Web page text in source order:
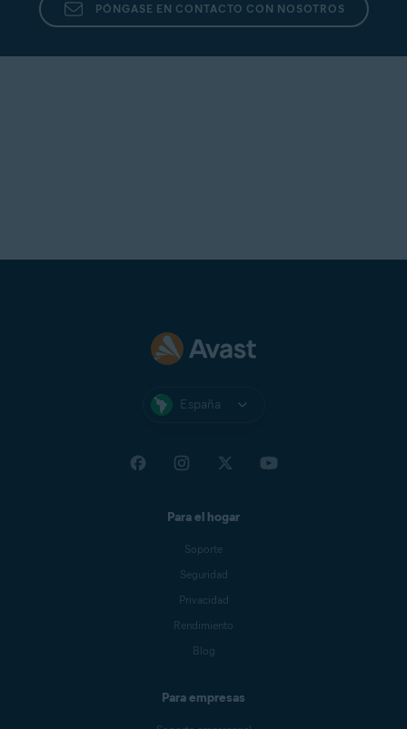
PÓNGASE EN CONTACTO CON NOSOTROS
España
Para el hogar
Soporte
Seguridad
Privacidad
Rendimiento
Blog
Para empresas